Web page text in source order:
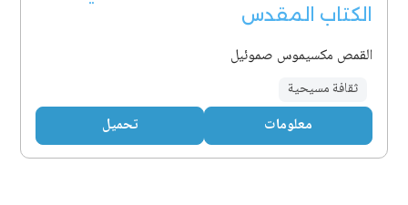
الكتاب المقدس
القمص مكسيموس صموئيل
ثقافة مسيحية
معلومات تحميل